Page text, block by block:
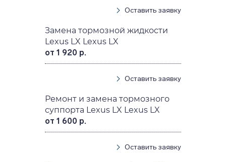
Оставить заявку
Замена тормозной жидкости
Lexus LX Lexus LX
от 1 920 р.
Оставить заявку
Ремонт и замена тормозного
суппорта Lexus LX Lexus LX
от 1 600 р.
Оставить заявку